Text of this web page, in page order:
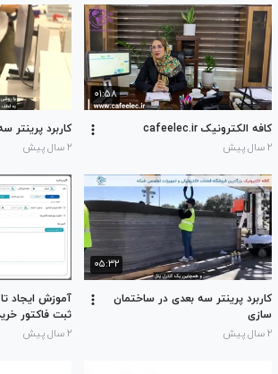
۰۱:۵۸
کافه الکترونیک cafeelec.ir
۲ سال پیش
کاربرد پرینتر
۲ سال پیش
۰۵:۳۲
کاربرد پرینتر سه بعدی در ساختمان
سازی
۲ سال پیش
آموزش ایجاد
ثبت فاکتور
۲ سال پیش